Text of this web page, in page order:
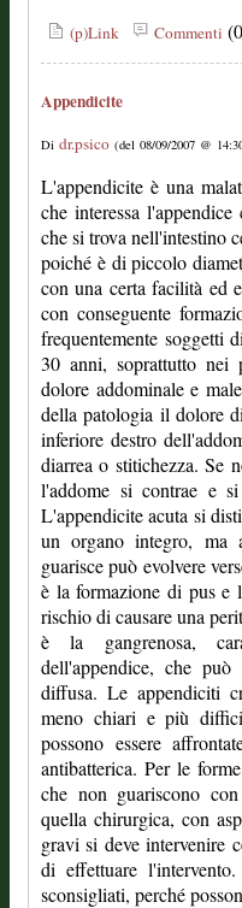
(p)Link Commenti
Appendicite
Di dr.psico (del 08/09/2007 @
L'appendicite è una
che interessa
che si trova nell'intestino
poiché è di piccolo
con una certa facilità ed
con conseguente
frequentemente soggetti
30 anni, soprattutto nei
dolore addominale e
della patologia il dolore
inferiore destro
diarrea o stitichezza. Se
l'addome si contrae e
L'appendicite acuta si
un organo integro, ma
guarisce può evolvere
è la formazione di pus e
rischio di causare una
è la gangrenosa,
dell'appendice, che
diffusa. Le appendiciti
meno chiari e più
possono essere
antibatterica. Per le
che non guariscono
quella chirurgica, con
gravi si deve intervenire
di effettuare
sconsigliati, perché